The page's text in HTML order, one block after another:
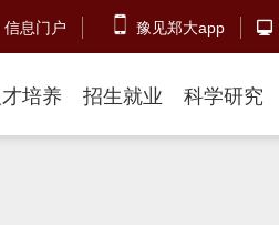
信息门户 豫见郑大app 
才培养 招生就业 科学研究